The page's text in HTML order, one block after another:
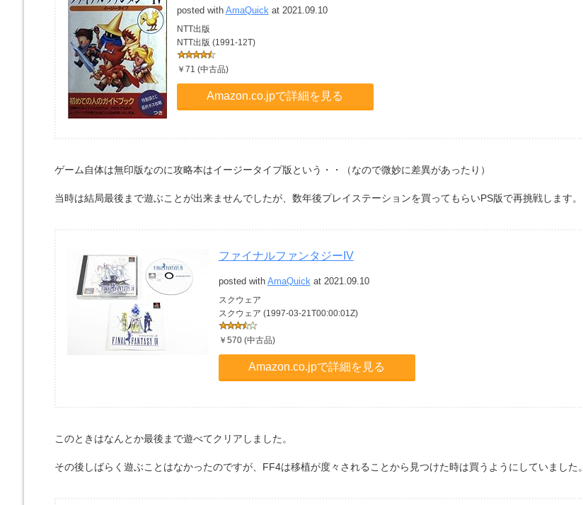
posted with AmaQuick at 2021.09.10
NTT出版
NTT出版 (1991-12T)
￥71 (中古品)
Amazon.co.jpで詳細を見る
ゲーム自体は無印版なのに攻略本はイージータイプ版という・・（なので微妙に差異があったり）
当時は結局最後まで遊ぶことが出来ませんでしたが、数年後プレイステーションを買ってもらいPS版で再挑戦します。
ファイナルファンタジーIV
posted with AmaQuickat 2021.09.10
スクウェア
スクウェア (1997-03-21T00:00:01Z)
￥570 (中古品)
Amazon.co.jpで詳細を見る
このときはなんとか最後まで遊べてクリアしました。
その後しばらく遊ぶことはなかったのですが、FF4は移植が度々されることから見つけた時は買うようにしていました。